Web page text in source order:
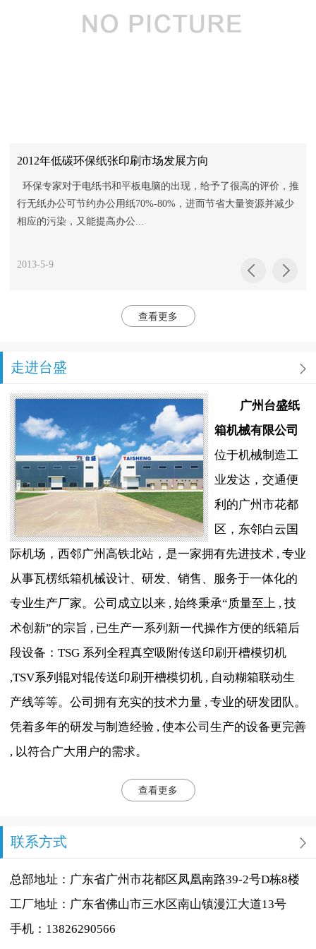
2012年低碳环保纸张印刷市场发展方向
环保专家对于电纸书和平板电脑的出现，给予了很高的评价，推
行无纸办公可节约办公用纸70%-80%，进而节省大量资源并减少
相应的污染，又能提高办公...
2013-5-9
查看更多
走进台盛
广州台盛纸
箱机械有限公司
位于机械制造工
业发达，交通便
利的广州市花都
区，东邻白云国
际机场，西邻广州高铁北站，是一家拥有先进技术 , 专业
从事瓦楞纸箱机械设计、研发、销售、服务于一体化的
专业生产厂家。公司成立以来 , 始终秉承“质量至上 , 技
术创新”的宗旨 , 已生产一系列新一代操作方便的纸箱后
段设备：TSG 系列全程真空吸附传送印刷开槽模切机
,TSV系列辊对辊传送印刷开槽模切机 , 自动糊箱联动生
产线等等。公司拥有充实的技术力量 , 专业的研发团队。
凭着多年的研发与制造经验 , 使本公司生产的设备更完善
, 以符合广大用户的需求。
查看更多
联系方式
总部地址：广东省广州市花都区凤凰南路39-2号D栋8楼
工厂地址：广东省佛山市三水区南山镇漫江大道13号
手机：13826290566